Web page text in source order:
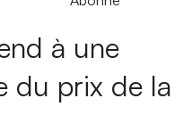
à une
du prix de la